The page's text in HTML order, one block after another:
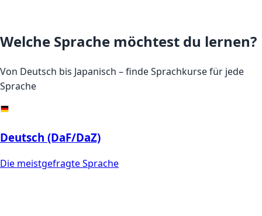
Welche Sprache möchtest du lernen?
Von Deutsch bis Japanisch – finde Sprachkurse für jede
Sprache
Deutsch (DaF/DaZ)
Die meistgefragte Sprache